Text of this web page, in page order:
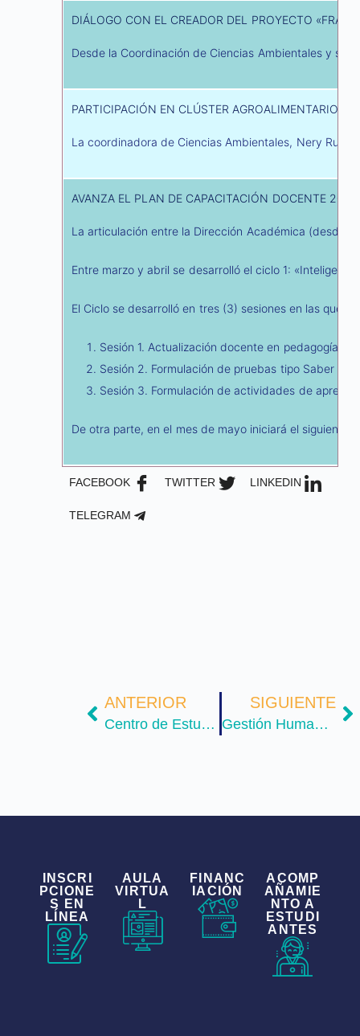
DIÁLOGO CON EL CREADOR DEL PROYECTO
Desde la Coordinación de Ciencias Ambientales y su
PARTICIPACIÓN EN CLÚSTER AGROALIMENTARIO
La coordinadora de Ciencias Ambientales, Nery Ruth
AVANZA EL PLAN DE CAPACITACIÓN DOCENTE 2025
La articulación entre la Dirección Académica (desde
Entre marzo y abril se desarrolló el ciclo 1:
El Ciclo se desarrolló en tres (3) sesiones en las que
Sesión 1. Actualización docente en pedagogía
Sesión 2. Formulación de pruebas tipo Saber
Sesión 3. Formulación de actividades de
De otra parte, en el mes de mayo iniciará el
FACEBOOK TWITTER LINKEDIN
TELEGRAM
ANTERIOR
Centro de Estudios del Territorio
SIGUIENTE
Gestión Humana y Teletrabajo
INSCRI
PCIONE
S EN
LÍNEA
AULA
VIRTUA
L
FINANC
IACIÓN
ACOMP
AÑAMIE
NTO A
ESTUDI
ANTES